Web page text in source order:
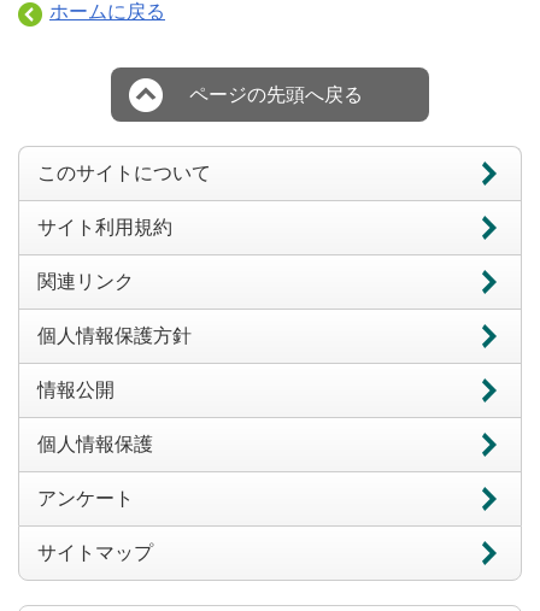
ホームに戻る
ページの先頭へ戻る
このサイトについて
サイト利用規約
関連リンク
個人情報保護方針
情報公開
個人情報保護
アンケート
サイトマップ